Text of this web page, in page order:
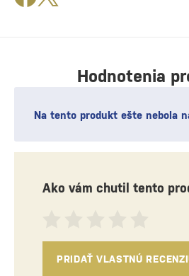
Hodnotenia
Na tento produkt ešte nebola
Ako vám chutil tento
PRIDAŤ VLASTNÚ